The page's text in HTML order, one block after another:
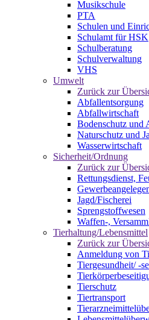
Musikschule
PTA
Schulen und
Schulamt für HSK
Schulberatung
Schulverwaltung
VHS
Umwelt
Zurück zur
Abfallentsorgung
Abfallwirtschaft
Bodenschutz und
Naturschutz und
Wasserwirtschaft
Sicherheit/Ordnung
Zurück zur
Rettungsdienst,
Jagd/Fischerei
Sprengstoffwesen
Waffen-,
Tierhaltung/Lebensmittel
Zurück zur
Anmeldung von
Tiergesundheit/ -
Tierschutz
Tiertransport